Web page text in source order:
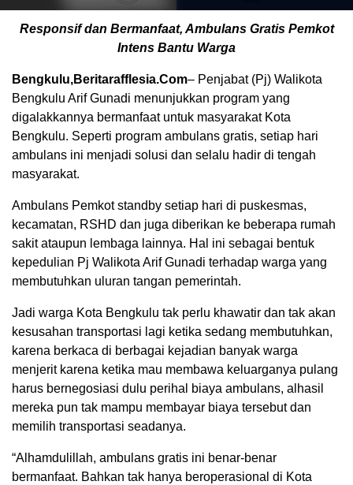
Responsif dan Bermanfaat, Ambulans Gratis Pemkot
Intens Bantu Warga
Bengkulu,Beritarafflesia.Com– Penjabat (Pj) Walikota
Bengkulu Arif Gunadi menunjukkan program yang
digalakkannya bermanfaat untuk masyarakat Kota
Bengkulu. Seperti program ambulans gratis, setiap hari
ambulans ini menjadi solusi dan selalu hadir di tengah
masyarakat.
Ambulans Pemkot standby setiap hari di puskesmas,
kecamatan, RSHD dan juga diberikan ke beberapa rumah
sakit ataupun lembaga lainnya. Hal ini sebagai bentuk
kepedulian Pj Walikota Arif Gunadi terhadap warga yang
membutuhkan uluran tangan pemerintah.
Jadi warga Kota Bengkulu tak perlu khawatir dan tak akan
kesusahan transportasi lagi ketika sedang membutuhkan,
karena berkaca di berbagai kejadian banyak warga
menjerit karena ketika mau membawa keluarganya pulang
harus bernegosiasi dulu perihal biaya ambulans, alhasil
mereka pun tak mampu membayar biaya tersebut dan
memilih transportasi seadanya.
“Alhamdulillah, ambulans gratis ini benar-benar
bermanfaat. Bahkan tak hanya beroperasional di Kota